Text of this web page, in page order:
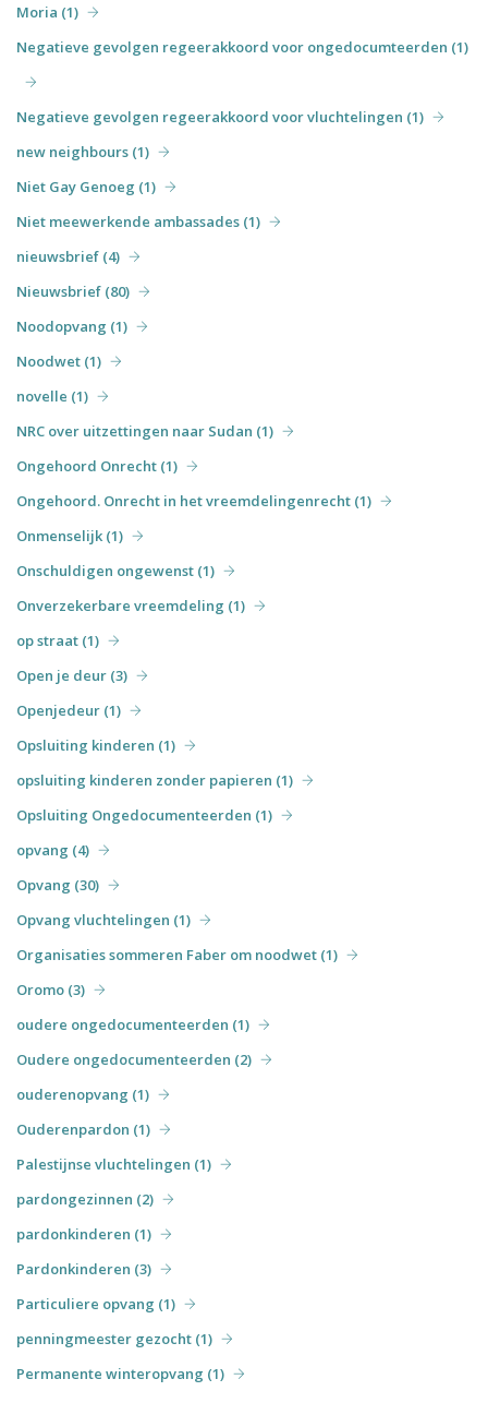
Moria (1)
Negatieve gevolgen regeerakkoord voor ongedocumteerden (1)
Negatieve gevolgen regeerakkoord voor vluchtelingen (1)
new neighbours (1)
Niet Gay Genoeg (1)
Niet meewerkende ambassades (1)
nieuwsbrief (4)
Nieuwsbrief (80)
Noodopvang (1)
Noodwet (1)
novelle (1)
NRC over uitzettingen naar Sudan (1)
Ongehoord Onrecht (1)
Ongehoord. Onrecht in het vreemdelingenrecht (1)
Onmenselijk (1)
Onschuldigen ongewenst (1)
Onverzekerbare vreemdeling (1)
op straat (1)
Open je deur (3)
Openjedeur (1)
Opsluiting kinderen (1)
opsluiting kinderen zonder papieren (1)
Opsluiting Ongedocumenteerden (1)
opvang (4)
Opvang (30)
Opvang vluchtelingen (1)
Organisaties sommeren Faber om noodwet (1)
Oromo (3)
oudere ongedocumenteerden (1)
Oudere ongedocumenteerden (2)
ouderenopvang (1)
Ouderenpardon (1)
Palestijnse vluchtelingen (1)
pardongezinnen (2)
pardonkinderen (1)
Pardonkinderen (3)
Particuliere opvang (1)
penningmeester gezocht (1)
Permanente winteropvang (1)